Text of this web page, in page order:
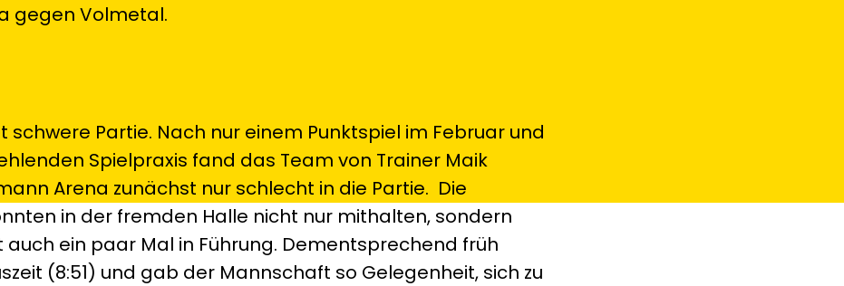
gegen Volmetal.
Partie. Nach nur einem Punktspiel im Februar und
Spielpraxis fand das Team von Trainer Maik
Arena zunächst nur schlecht in die Partie. Die
in der fremden Halle nicht nur mithalten, sondern
ein paar Mal in Führung. Dementsprechend früh
(8:51) und gab der Mannschaft so Gelegenheit, sich zu